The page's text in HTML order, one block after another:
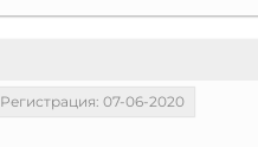
Регистрация: 07-06-2020